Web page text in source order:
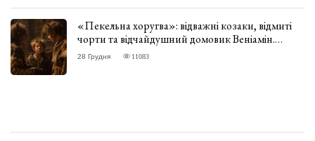
«Пекельна хоругва»: відважні козаки, відмиті
чорти та відчайдушний домовик Веніамін.
ВІДГУК
28 Грудня 11083